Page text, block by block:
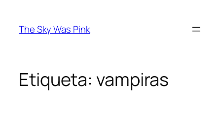
contenido
The Sky Was Pink
Etiqueta: vampiras